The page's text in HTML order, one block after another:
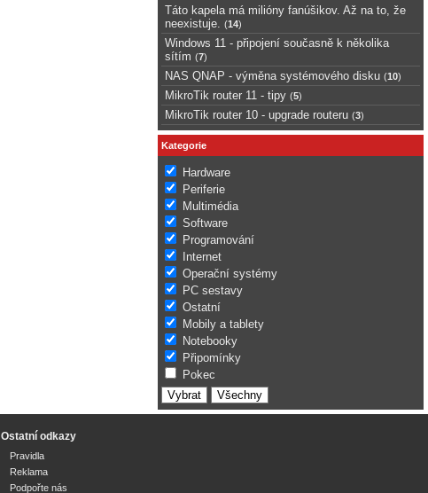
Táto kapela má milióny fanúšikov. Až na to, že
neexistuje.
(14)
Windows 11 - připojení současně k několika
sítím (7)
NAS QNAP - výměna systémového disku (10)
MikroTik router 11 - tipy (5)
MikroTik router 10 - upgrade routeru (3)
Kategorie
Hardware
Periferie
Multimédia
Software
Programování
Internet
Operační systémy
PC sestavy
Ostatní
Mobily a tablety
Notebooky
Připomínky
Pokec
Ostatní odkazy
Pravidla
Reklama
Podpořte nás